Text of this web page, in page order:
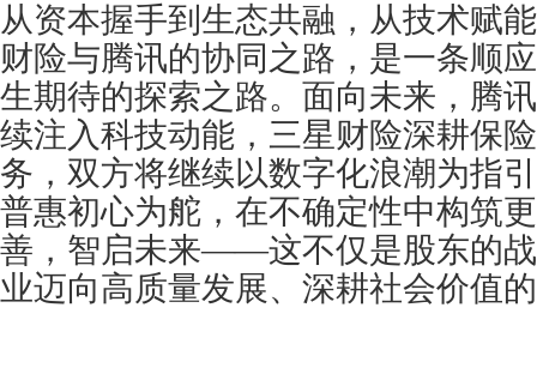
从资本握手到生态共融，从技术赋
财险与腾讯的协同之路，是一条顺
生期待的探索之路。面向未来，腾
续注入科技动能，三星财险深耕保
务，双方将继续以数字化浪潮为指
普惠初心为舵，在不确定性中构筑
善，智启未来——这不仅是股东的
业迈向高质量发展、深耕社会价值